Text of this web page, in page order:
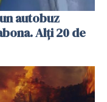
autobuz
Alți 20 de